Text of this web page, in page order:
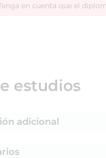
en cuenta que el
estudios
adicional